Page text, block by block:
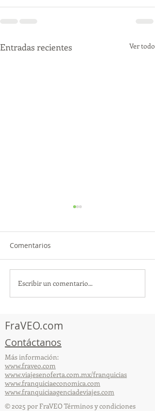
Entradas recientes Ver todo
TourTravelynByFraveo
participó en la
Comentarios
Escribir un comentario...
FraVEO.com
Contáctanos
Más información:
www.fraveo.com
www.viajesenoferta.com.mx/franquicias
www.franquiciaeconomica.com
www.franquiciaagenciadeviajes.com
© 2025 por FraVEO Términos y condiciones